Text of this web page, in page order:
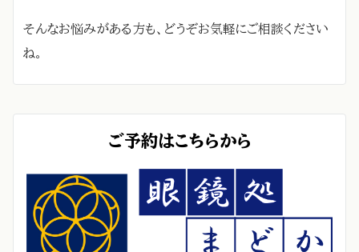
そんなお悩みがある方も、どうぞお気軽にご相談ください
ね。
ご予約はこちらから